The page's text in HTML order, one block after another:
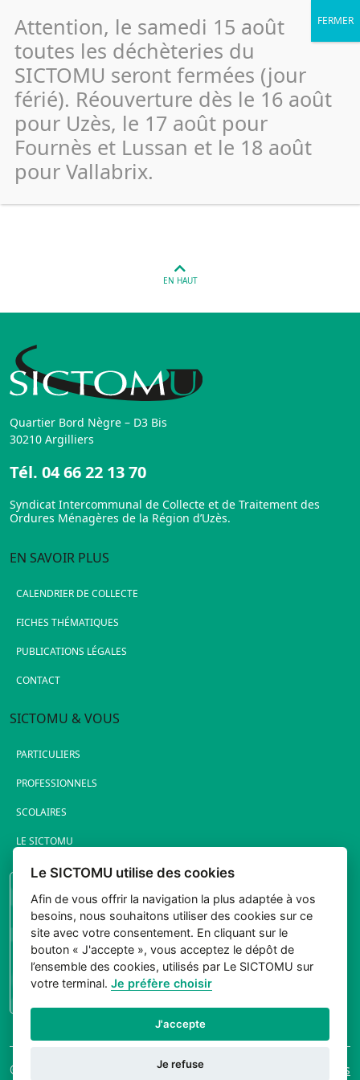
Vers Pont Du Gard – Chemin de
la carrière Ferrua (Emballage)
Publié le 26 janvier 2022
EN HAUT
Quartier Bord Nègre – D3 Bis
30210 Argilliers
Tél. 04 66 22 13 70
Syndicat Intercommunal de Collecte et de Traitement des
Ordures Ménagères de la Région d’Uzès.
EN SAVOIR PLUS
CALENDRIER DE COLLECTE
FICHES THÉMATIQUES
PUBLICATIONS LÉGALES
CONTACT
SICTOMU & VOUS
PARTICULIERS
PROFESSIONNELS
SCOLAIRES
LE SICTOMU
PORTAIL ÉLUS
CONNEXION
© 2026 Sictomu. Tout
Mentions légales
Attention, le samedi 15 août
toutes les déchèteries du
SICTOMU seront fermées (jour
férié). Réouverture dès le 16 août
pour Uzès, le 17 août pour
Fournès et Lussan et le 18 août
pour Vallabrix.
Le SICTOMU utilise des cookies
Afin de vous offrir la navigation la plus adaptée à vos
besoins, nous souhaitons utiliser des cookies sur ce
site avec votre consentement. En cliquant sur le
bouton « J'accepte », vous acceptez le dépôt de
l’ensemble des cookies, utilisés par Le SICTOMU sur
votre terminal.Je préfère choisir
J'accepte
Je refuse